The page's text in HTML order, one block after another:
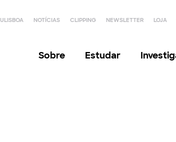
ULISBOA NOTÍCIAS CLIPPING NEWSLETTER LOJA
Sobre Estudar